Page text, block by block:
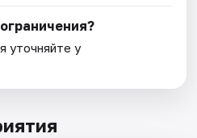
уточняйте у